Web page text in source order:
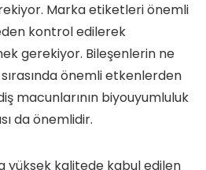
Marka etiketleri önemli
kontrol edilerek
gerekiyor. Bileşenlerin ne
önemli etkenlerden
macunlarının biyouyumluluk
da önemlidir.
yüksek kalitede kabul edilen